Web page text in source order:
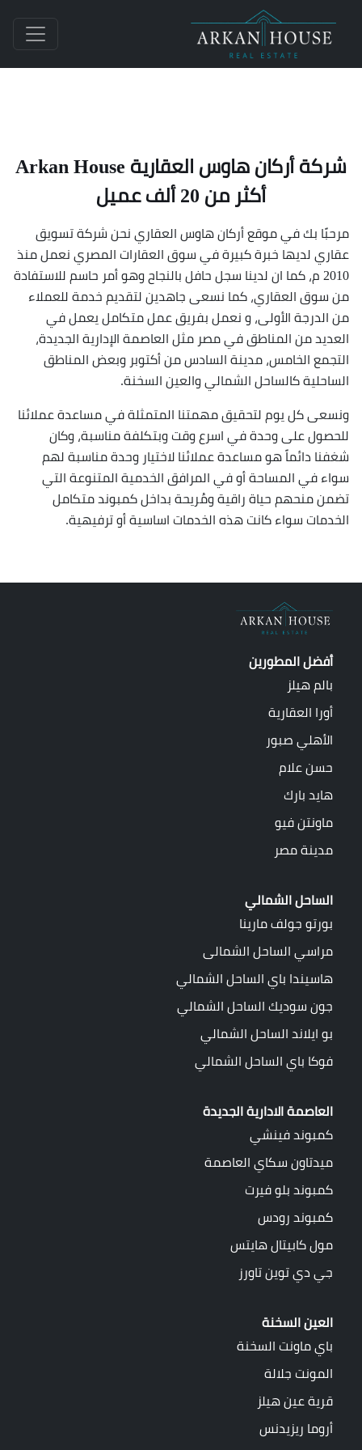
شركة أركان هاوس العقارية Arkan House
أكثر من 20 ألف عميل
مرحبًا بك في موقع أركان هاوس العقاري نحن شركة تسويق
عقاري لديها خبرة كبيرة في سوق العقارات المصري نعمل منذ
2010 م، كما ان لدينا سجل حافل بالنجاح وهو أمر حاسم للاستفادة
من سوق العقاري، كما نسعى جاهدين لتقديم خدمة للعملاء
من الدرجة الأولى، و نعمل بفريق عمل متكامل يعمل في
العديد من المناطق في مصر مثل العاصمة الإدارية الجديدة،
التجمع الخامس، مدينة السادس من أكتوبر وبعض المناطق
الساحلية كالساحل الشمالي والعين السخنة.
ونسعى كل يوم لتحقيق مهمتنا المتمثلة في مساعدة عملائنا
للحصول على وحدة في اسرع وقت وبتكلفة مناسبة، وكان
شغفنا دائماً هو مساعدة عملائنا لاختيار وحدة مناسبة لهم
سواء في المساحة أو في المرافق الخدمية المتنوعة التي
تضمن منحهم حياة راقية ومُريحة بداخل كمبوند متكامل
الخدمات سواء كانت هذه الخدمات اساسية أو ترفيهية.
أفضل المطورين
بالم هيلز
أورا العقارية
الأهلي صبور
حسن علام
هايد بارك
ماونتن فيو
مدينة مصر
الساحل الشمالي
بورتو جولف مارينا
مراسي الساحل الشمالى
هاسيندا باي الساحل الشمالي
جون سوديك الساحل الشمالي
بو ايلاند الساحل الشمالي
فوكا باي الساحل الشمالي
العاصمة الادارية الجديدة
كمبوند فينشي
ميدتاون سكاي العاصمة
كمبوند بلو فيرت
كمبوند رودس
مول كابيتال هايتس
جي دي توين تاورز
العين السخنة
باي ماونت السخنة
المونت جلالة
قرية عين هيلز
أروما ريزيدنس